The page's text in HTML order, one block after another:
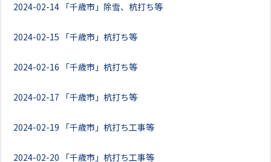
2024-02-14 「千歳市」除雪、杭打ち等
2024-02-15 「千歳市」杭打ち等
2024-02-16 「千歳市」杭打ち等
2024-02-17 「千歳市」杭打ち等
2024-02-19 「千歳市」杭打ち工事等
2024-02-20 「千歳市」杭打ち工事等